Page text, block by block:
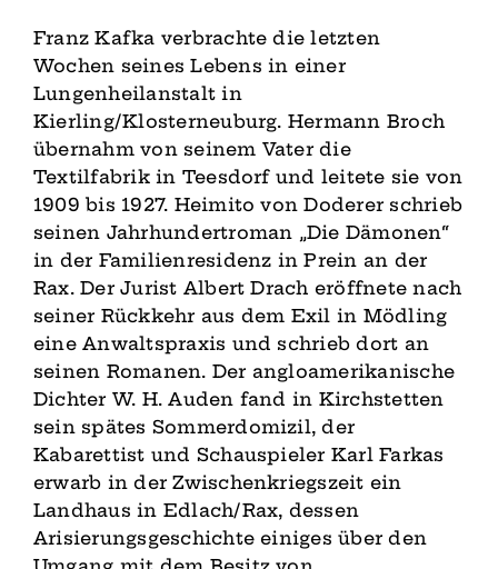
Franz Kafka verbrachte die letzten
Wochen seines Lebens in einer
Lungenheilanstalt in
Kierling/Klosterneuburg. Hermann Broch
übernahm von seinem Vater die
Textilfabrik in Teesdorf und leitete sie von
1909 bis 1927. Heimito von Doderer schrieb
seinen Jahrhundertroman „Die Dämonen“
in der Familienresidenz in Prein an der
Rax. Der Jurist Albert Drach eröffnete nach
seiner Rückkehr aus dem Exil in Mödling
eine Anwaltspraxis und schrieb dort an
seinen Romanen. Der angloamerikanische
Dichter W. H. Auden fand in Kirchstetten
sein spätes Sommerdomizil, der
Kabarettist und Schauspieler Karl Farkas
erwarb in der Zwischenkriegszeit ein
Landhaus in Edlach/Rax, dessen
Arisierungsgeschichte einiges über den